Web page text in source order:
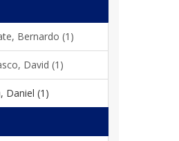
Bernardo (1)
David (1)
Daniel (1)